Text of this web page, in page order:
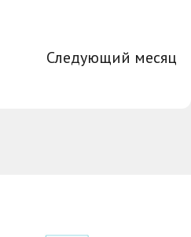
Следующий месяц